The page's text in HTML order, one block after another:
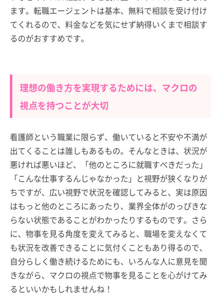
ます。転職エージェントは基本、無料で相談を受け付け
てくれるので、料金などを気にせず納得いくまで相談す
るのがおすすめです。
理想の働き方を実現するためには、マクロの
視点を持つことが大切
看護師という職業に限らず、働いていると不安や不満が
出てくることは誰しもあるもの。そんなときは、状況が
悪ければ悪いほど、「他のところに就職すべきだった」
「こんな仕事するんじゃなかった」と視野が狭くなりが
ちですが、広い視野で状況を確認してみると、実は原因
はもっと他のところにあったり、業界全体がのっぴきな
らない状態であることがわかったりするものです。さら
に、物事を見る角度を変えてみると、職場を変えなくて
も状況を改善できることに気付くこともあり得るので、
自分らしく働き続けるためにも、いろんな人に意見を聞
きながら、マクロの視点で物事を見ることを心がけてみ
るといいかもしれませんね！